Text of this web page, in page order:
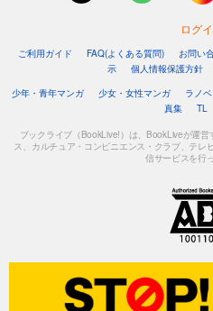
ログ
ご利用ガイド FAQ(よくある質問) お問い
示
個人情報保護方針
少年・青年マンガ
少女・女性マンガ ラノベ
真集
TL
ブックライブ（BookLive!）は、BookLiveが運
ス、カルチュア・コンビニエンス・クラブ、テ
信サービスを行